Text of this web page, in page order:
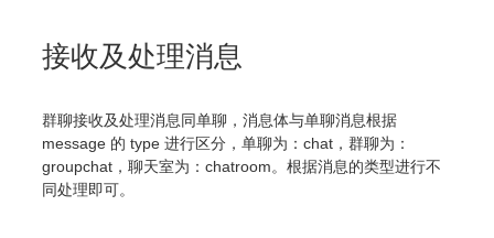
接收及处理消息
群聊接收及处理消息同单聊，消息体与单聊消息根据
message 的 type 进行区分，单聊为：chat，群聊为：
groupchat，聊天室为：chatroom。根据消息的类型进行不
同处理即可。